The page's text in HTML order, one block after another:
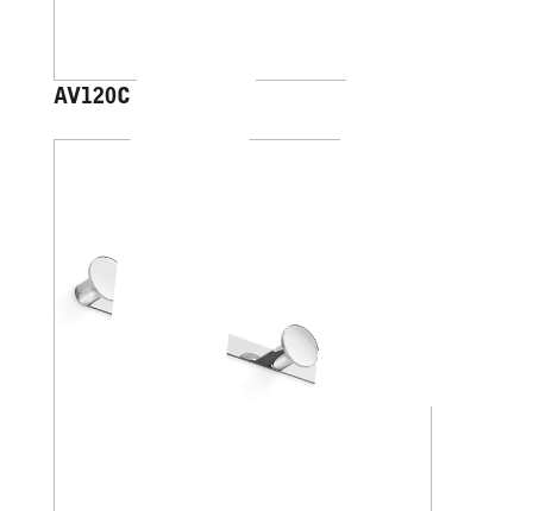
AV120C